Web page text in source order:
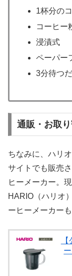
1杯分の
コーヒー
浸漬式
ペーパー
3分待つ
通販・お取
ちなみに、ハリ
サイトでも販売
ヒーメーカー。
HARIO（ハリオ
ーヒーメーカー